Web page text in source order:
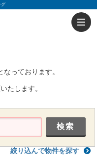
グ
っております。
たします。
絞り込んで物件を探す